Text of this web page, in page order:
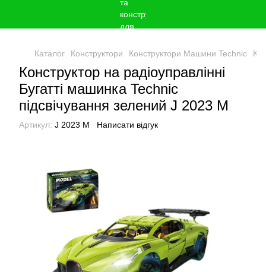
Каталог Конструктори Конструктори Машини Technic
Конструктор на радіоуправлінні
Бугатті машинка Technic
підсвічування зелений J 2023 M
Артикул: J 2023 M Написати відгук